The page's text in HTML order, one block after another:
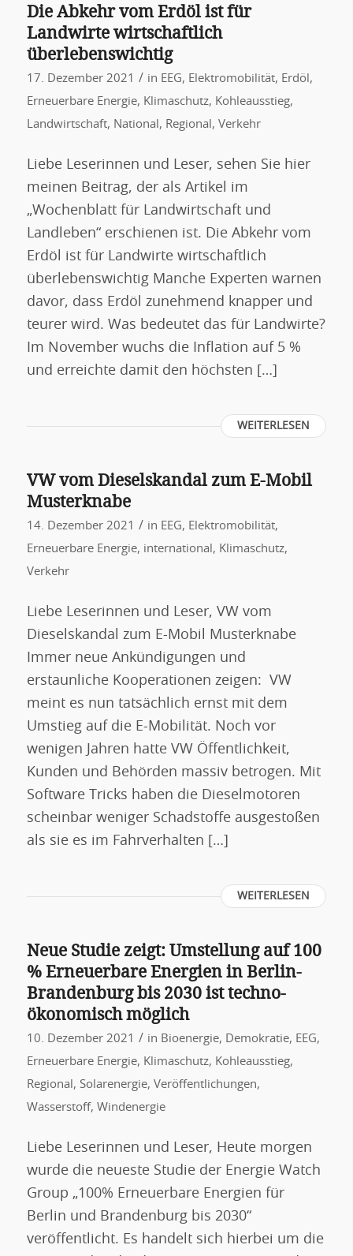
Die Abkehr vom Erdöl ist für
Landwirte wirtschaftlich
überlebenswichtig
17. Dezember 2021 / in EEG, Elektromobilität, Erdöl ,
Erneuerbare Energie, Klimaschutz, Kohleausstieg,
Landwirtschaft, National , Regional , Verkehr
Liebe Leserinnen und Leser, sehen Sie hier
meinen Beitrag, der als Artikel im
„Wochenblatt für Landwirtschaft und
Landleben“ erschienen ist. Die Abkehr vom
Erdöl ist für Landwirte wirtschaftlich
überlebenswichtig Manche Experten warnen
davor, dass Erdöl zunehmend knapper und
teurer wird. Was bedeutet das für Landwirte?
Im November wuchs die Inflation auf 5 %
und erreichte damit den höchsten […]
WEITERLESEN
VW vom Dieselskandal zum E-Mobil
Musterknabe
14. Dezember 2021 / in EEG, Elektromobilität,
Erneuerbare Energie, international , Klimaschutz,
Verkehr
Liebe Leserinnen und Leser, VW vom
Dieselskandal zum E-Mobil Musterknabe
Immer neue Ankündigungen und
erstaunliche Kooperationen zeigen: VW
meint es nun tatsächlich ernst mit dem
Umstieg auf die E-Mobilität. Noch vor
wenigen Jahren hatte VW Öffentlichkeit,
Kunden und Behörden massiv betrogen. Mit
Software Tricks haben die Dieselmotoren
scheinbar weniger Schadstoffe ausgestoßen
als sie es im Fahrverhalten […]
WEITERLESEN
Neue Studie zeigt: Umstellung auf 100
% Erneuerbare Energien in Berlin-
Brandenburg bis 2030 ist techno-
ökonomisch möglich
10. Dezember 2021 / in Bioenergie, Demokratie, EEG,
Erneuerbare Energie, Klimaschutz, Kohleausstieg,
Regional , Solarenergie, Veröffentlichungen,
Wasserstoff, Windenergie
Liebe Leserinnen und Leser, Heute morgen
wurde die neueste Studie der Energie Watch
Group „100% Erneuerbare Energien für
Berlin und Brandenburg bis 2030“
veröffentlicht. Es handelt sich hierbei um die